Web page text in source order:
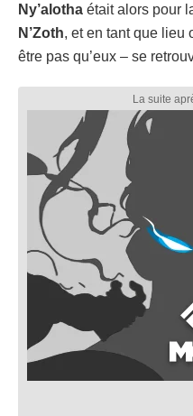
Ny’alotha était alors pour
N’Zoth, et en tant que lieu
être pas qu’eux – se